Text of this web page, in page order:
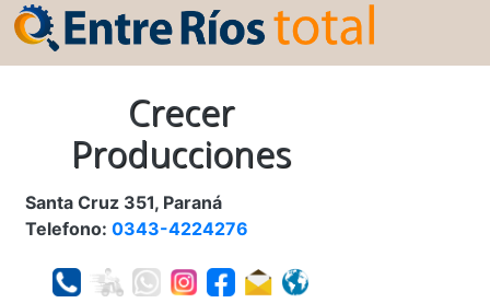
Crecer
Producciones
Santa Cruz 351, Paraná
Telefono: 0343-4224276